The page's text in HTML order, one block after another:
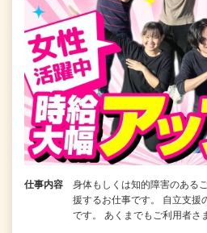
仕事内容
身体もしくは知的障害のある
援するお仕事です。 自立支援
です。 あくまでもご利用者さ